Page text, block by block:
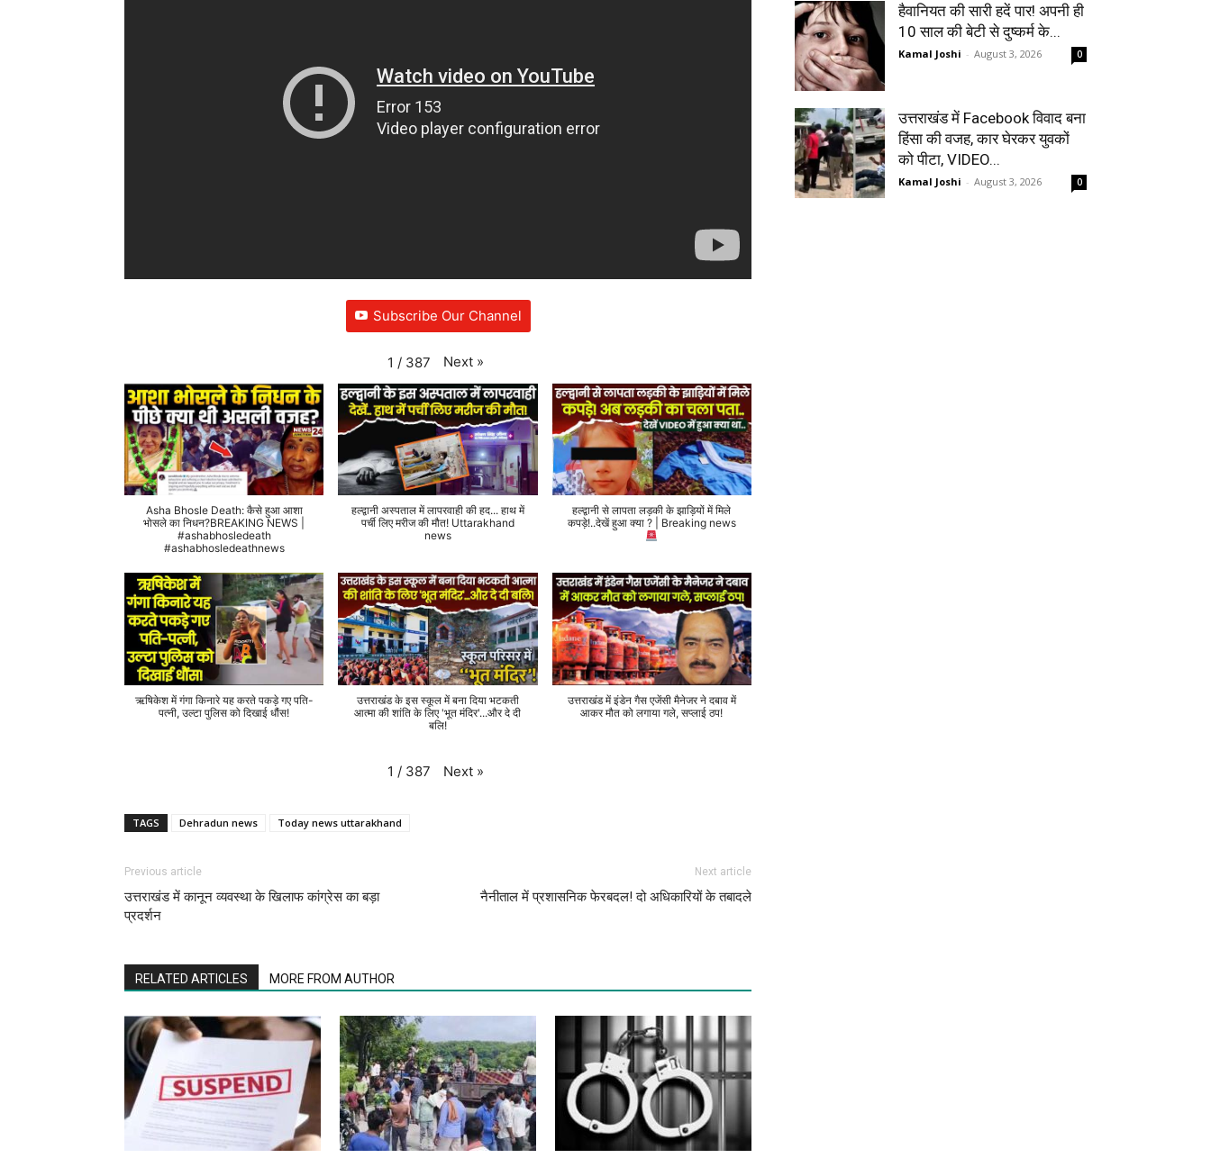
Subscribe Our Channel
1 / 387 Next »
Asha Bhosle Death: कैसे हुआ आशा
भोसले का निधन?BREAKING NEWS |
#ashabhosledeath
#ashabhosledeathnews
हल्द्वानी अस्पताल में लापरवाही की हद... हाथ में
पर्ची लिए मरीज की मौत! Uttarakhand
news
हल्द्वानी से लापता लड़की के झाड़ियों में मिले
कपड़े!..देखें हुआ क्या ? | Breaking news
ऋषिकेश में गंगा किनारे यह करते पकड़े गए पति-
पत्नी, उल्टा पुलिस को दिखाई धौंस!
उत्तराखंड के इस स्कूल में बना दिया भटकती
आत्मा की शांति के लिए 'भूत मंदिर'...और दे दी
बलि!
उत्तराखंड में इंडेन गैस एजेंसी मैनेजर ने दबाव में
आकर मौत को लगाया गले, सप्लाई ठप!
1 / 387 Next »
TAGS Dehradun news Today news uttarakhand
Previous article
उत्तराखंड में कानून व्यवस्था के खिलाफ कांग्रेस का बड़ा
प्रदर्शन
Next article
नैनीताल में प्रशासनिक फेरबदल! दो अधिकारियों के तबादले
RELATED ARTICLES MORE FROM AUTHOR
हैवानियत की सारी हदें पार! अपनी ही
10 साल की बेटी से दुष्कर्म के...
Kamal Joshi - August 3, 2026 0
उत्तराखंड में Facebook विवाद बना
हिंसा की वजह, कार घेरकर युवकों
को पीटा, VIDEO...
Kamal Joshi - August 3, 2026 0